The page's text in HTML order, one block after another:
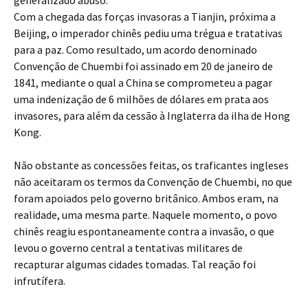
Com a chegada das forças invasoras a Tianjin, próxima a
Beijing, o imperador chinês pediu uma trégua e tratativas
para a paz. Como resultado, um acordo denominado
Convenção de Chuembi foi assinado em 20 de janeiro de
1841, mediante o qual a China se comprometeu a pagar
uma indenização de 6 milhões de dólares em prata aos
invasores, para além da cessão à Inglaterra da ilha de Hong
Kong.
Não obstante as concessões feitas, os traficantes ingleses
não aceitaram os termos da Convenção de Chuembi, no que
foram apoiados pelo governo britânico. Ambos eram, na
realidade, uma mesma parte. Naquele momento, o povo
chinês reagiu espontaneamente contra a invasão, o que
levou o governo central a tentativas militares de
recapturar algumas cidades tomadas. Tal reação foi
infrutífera.